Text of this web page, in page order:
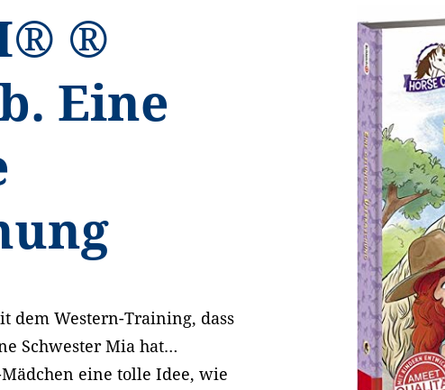
®
Eine
dem Western-Training, dass
Schwester Mia hat…
eine tolle Idee, wie